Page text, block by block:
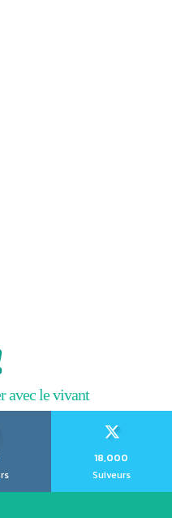
avec le vivant
18,000
Suiveurs